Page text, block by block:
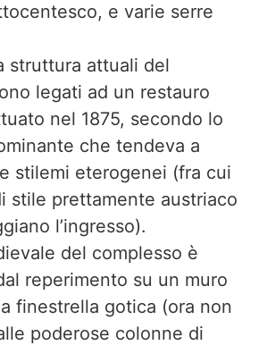
e varie serre
struttura attuali del
legati ad un restauro
nel 1875, secondo lo
che tendeva a
stilemi eterogenei (fra cui
stile prettamente austriaco
l’ingresso).
del complesso è
reperimento su un muro
finestrella gotica (ora non
poderose colonne di